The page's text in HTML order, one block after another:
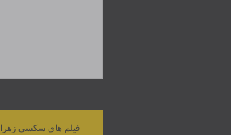
فیلم های سکسی زهرا